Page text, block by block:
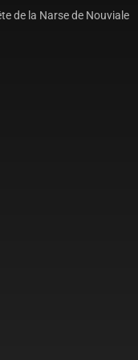
de la Narse de Nouviale